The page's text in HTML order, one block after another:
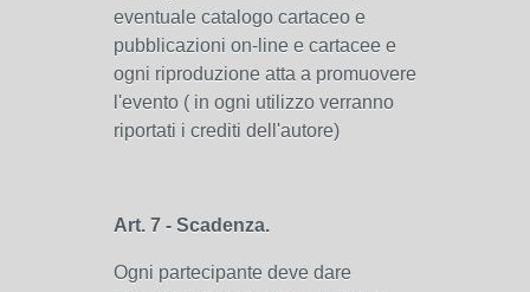
eventuale catalogo cartaceo e
pubblicazioni on-line e cartacee e
ogni riproduzione atta a promuovere
l'evento ( in ogni utilizzo verranno
riportati i crediti dell'autore)
Art. 7 - Scadenza.
Ogni partecipante deve dare